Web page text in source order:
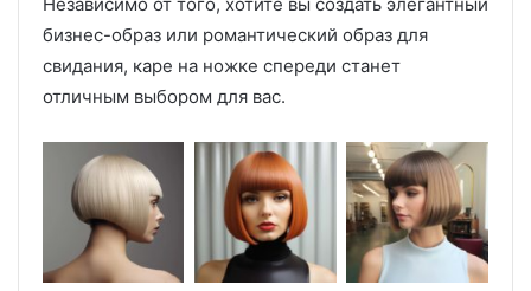
бизнес-образ или романтический образ для
свидания, каре на ножке спереди станет
отличным выбором для вас.